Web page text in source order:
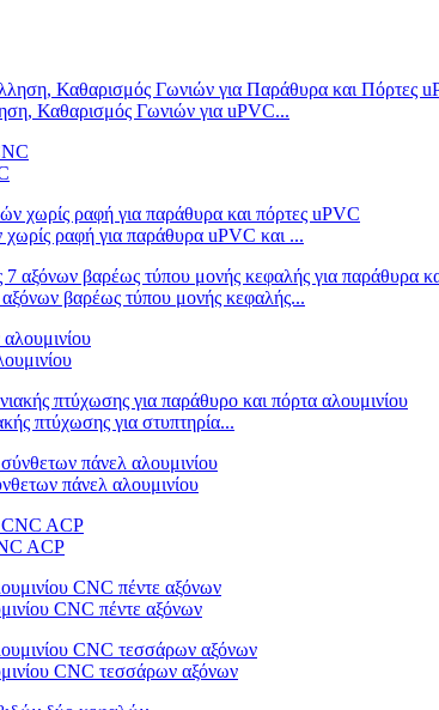
Καθαρισμός Γωνιών για uPVC...
ραφή για παράθυρα uPVC και ...
βαρέως τύπου μονής κεφαλής...
πτύχωσης για στυπτηρία...
πάνελ αλουμινίου
ACP
CNC πέντε αξόνων
CNC τεσσάρων αξόνων